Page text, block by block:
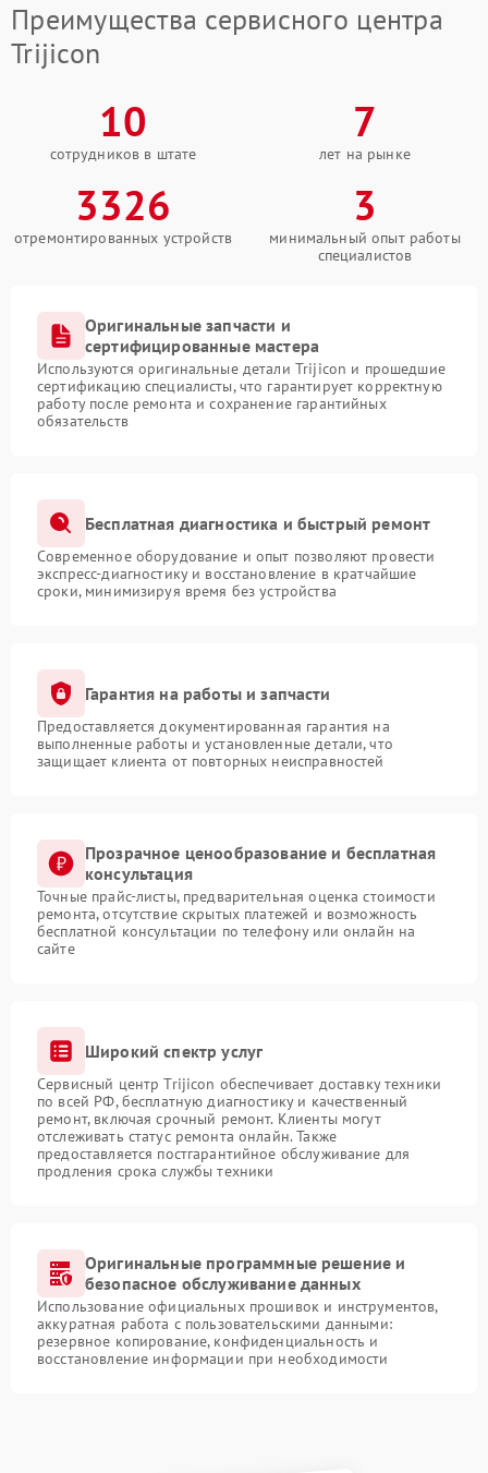
Преимущества сервисного центра
Trijicon
10
сотрудников в штате
7
лет на рынке
3326
отремонтированных устройств
3
минимальный опыт работы
специалистов
Оригинальные запчасти и
сертифицированные мастера
Используются оригинальные детали Trijicon и прошедшие
сертификацию специалисты, что гарантирует корректную
работу после ремонта и сохранение гарантийных
обязательств
Бесплатная диагностика и быстрый ремонт
Современное оборудование и опыт позволяют провести
экспресс-диагностику и восстановление в кратчайшие
сроки, минимизируя время без устройства
Гарантия на работы и запчасти
Предоставляется документированная гарантия на
выполненные работы и установленные детали, что
защищает клиента от повторных неисправностей
Прозрачное ценообразование и бесплатная
консультация
Точные прайс-листы, предварительная оценка стоимости
ремонта, отсутствие скрытых платежей и возможность
бесплатной консультации по телефону или онлайн на
сайте
Широкий спектр услуг
Сервисный центр Trijicon обеспечивает доставку техники
по всей РФ, бесплатную диагностику и качественный
ремонт, включая срочный ремонт. Клиенты могут
отслеживать статус ремонта онлайн. Также
предоставляется постгарантийное обслуживание для
продления срока службы техники
Оригинальные программные решение и
безопасное обслуживание данных
Использование официальных прошивок и инструментов,
аккуратная работа с пользовательскими данными:
резервное копирование, конфиденциальность и
восстановление информации при необходимости